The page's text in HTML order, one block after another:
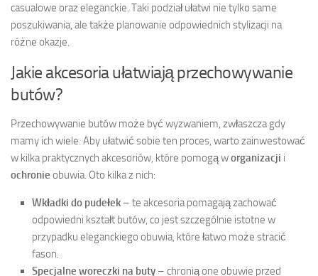
casualowe oraz eleganckie. Taki podział ułatwi nie tylko same
poszukiwania, ale także planowanie odpowiednich stylizacji na
różne okazje.
Jakie akcesoria ułatwiają przechowywanie
butów?
Przechowywanie butów może być wyzwaniem, zwłaszcza gdy
mamy ich wiele. Aby ułatwić sobie ten proces, warto zainwestować
w kilka praktycznych akcesoriów, które pomogą worganizacji i
ochronie obuwia. Oto kilka z nich:
Wkładki do pudełek – te akcesoria pomagają zachować
odpowiedni kształt butów, co jest szczególnie istotne w
przypadku eleganckiego obuwia, które łatwo może stracić
fason.
Specjalne woreczki na buty – chronią one obuwie przed